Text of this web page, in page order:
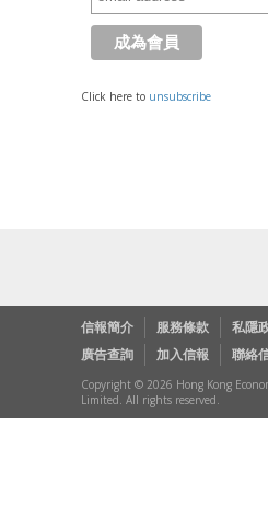
Click here to unsubscribe
信報簡介 服務條款 私隱
廣告查詢
加入信報 聯絡
Copyright © 2026 Hong Kong
Limited. All rights reserved.